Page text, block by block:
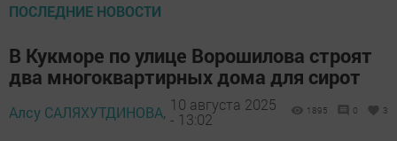
ПОСЛЕДНИЕ НОВОСТИ
В Кукморе по улице Ворошилова строят
два многоквартирных дома для сирот
Алсу САЛЯХУТДИНОВА, 10 августа 2025
- 13:02
1895 0 3